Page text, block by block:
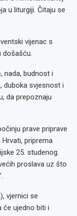
u liturgiji. Čitaju se
vijenac s
došašću.
nada, budnost i
duboka svjesnost i
da prepoznaju
prave priprave
Hrvati, priprema
25. studenog.
proslava uz što
vjernici se
će ujedno biti i